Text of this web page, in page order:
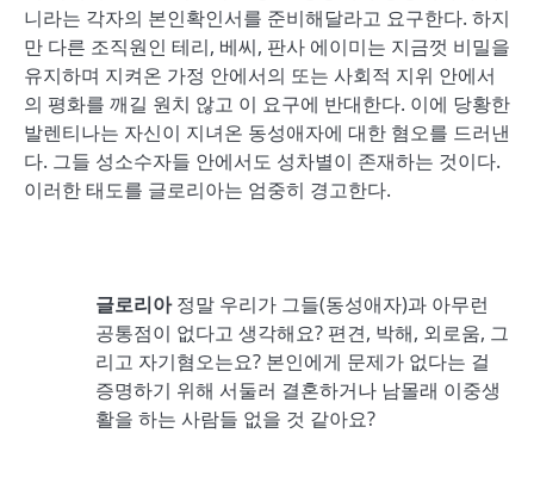
니라는 각자의 본인확인서를 준비해달라고 요구한다. 하지
만 다른 조직원인 테리, 베씨, 판사 에이미는 지금껏 비밀을
유지하며 지켜온 가정 안에서의 또는 사회적 지위 안에서
의 평화를 깨길 원치 않고 이 요구에 반대한다. 이에 당황한
발렌티나는 자신이 지녀온 동성애자에 대한 혐오를 드러낸
다. 그들 성소수자들 안에서도 성차별이 존재하는 것이다.
이러한 태도를 글로리아는 엄중히 경고한다.
글로리아정말 우리가 그들(동성애자)과 아무런
공통점이 없다고 생각해요? 편견, 박해, 외로움, 그
리고 자기혐오는요? 본인에게 문제가 없다는 걸
증명하기 위해 서둘러 결혼하거나 남몰래 이중생
활을 하는 사람들 없을 것 같아요?